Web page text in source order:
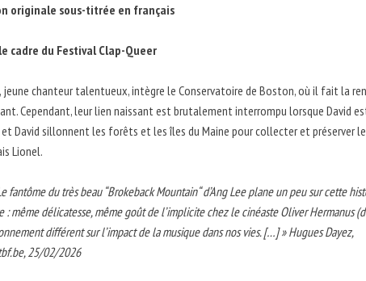
originale sous-titrée en français
cadre du Festival Clap-Queer
jeune chanteur talentueux, intègre le Conservatoire de Boston, où il fait la
Cependant, leur lien naissant est brutalement interrompu lorsque David
David sillonnent les forêts et les îles du Maine pour collecter et préserver
Lionel.
fantôme du très beau “Brokeback Mountain“ d’Ang Lee plane un peu sur cette
: même délicatesse, même goût de l’implicite chez le cinéaste Oliver Hermanus
différent sur l’impact de la musique dans nos vies. […] » Hugues Dayez,
25/02/2026